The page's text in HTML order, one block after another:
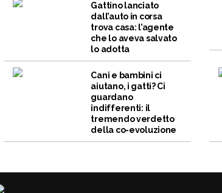
Gattino lanciato
dall’auto in corsa
trova casa: l’agente
che lo aveva salvato
lo adotta
Cani e bambini ci
aiutano, i gatti? Ci
guardano
indifferenti: il
tremendo verdetto
della co-evoluzione